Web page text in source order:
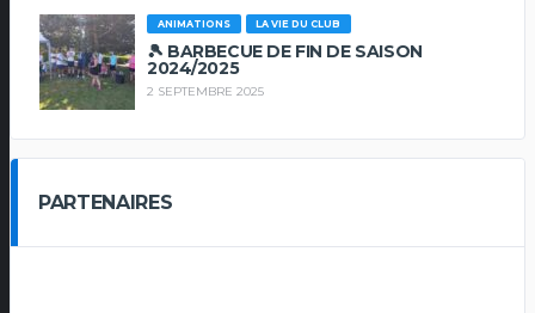
ANIMATIONS LA VIE DU CLUB
🎾 BARBECUE DE FIN DE SAISON
2024/2025
2 SEPTEMBRE 2025
PARTENAIRES